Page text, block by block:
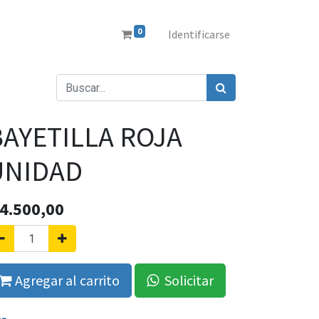
0 Identificarse
ROJA
4.500,00
Agregar al carrito Solicitar